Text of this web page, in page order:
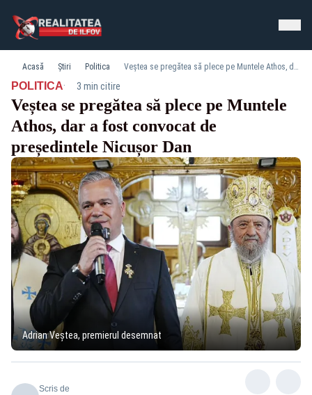
Acasă Știri Politica Veștea se pregătea să plece pe Muntele Athos, dar a fost convocat de președintele Nicușor Dan
POLITICA· 3 min citire
Veștea se pregătea să plece pe Muntele
Athos, dar a fost convocat de
președintele Nicușor Dan
Adrian Veștea, premierul desemnat
Scris de